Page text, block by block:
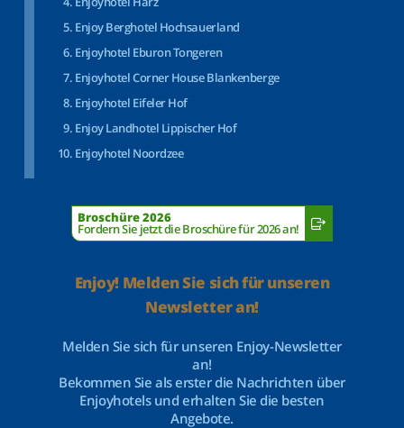
Enjoy Berghotel Hochsauerland
Enjoyhotel Eburon Tongeren
Enjoyhotel Corner House Blankenberge
Enjoyhotel Eifeler Hof
Enjoy Landhotel Lippischer Hof
Enjoyhotel Noordzee
Broschüre 2026
Fordern Sie jetzt die Broschüre für 2026 an!
Enjoy! Melden Sie sich für unseren
Newsletter an!
Melden Sie sich für unseren Enjoy-Newsletter
an!
Bekommen Sie als erster die Nachrichten über
Enjoyhotels und erhalten Sie die besten
Angebote.